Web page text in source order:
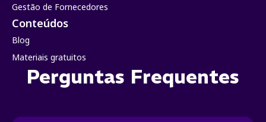
Gestão de Fornecedores
Conteúdos
Blog
Materiais gratuitos
Perguntas Frequentes